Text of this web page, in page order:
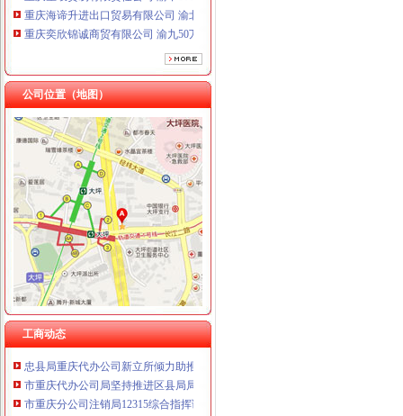
重庆奕欣锦诚商贸有限公司 渝九50万 （工商注册）
重庆信同广告有限公司 渝沙50万 （工商注册）
重庆三虹房地产营销策划有限公司
重庆宝鹰汽车销售有限公司
公司位置（地图）
工商动态
工商动态
忠县人民追加财政配套资金420万元助推微企发展试点工作
我市重庆分公司注销出台在校大创办微型企业相关办法
宣教处精心组织全市重庆营业执照注销工商工作会议宣服务工作
渝北局重庆营业执照注销创新三大执法机制积查处大案要案
忠县局重庆税务注销突出四抓做好保密工作
企业处被评为市重庆税务注销集中清理执行积案活动先进集体
奉节局重庆分公司注销多管齐下整校园周边环境确保师生消费安全
双桥局四举措落实“红盾护民生”重庆税务注销执法百日攻坚行动
市重庆代办公司局坚持推进区县局局长述职述廉汇报制度建设
市重庆分公司注销局12315综合指挥调度中心5月份第2周受理热点分析
市工商局“送教上门”重庆营业执照注销培训会在铜梁成功举行